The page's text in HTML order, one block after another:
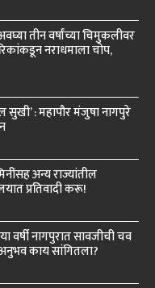
तीन वर्षांच्या चिमुकलीवर
नराधमाला चोप,
सुखी’ : महापौर मंजुषा नागपुरे
अन्य राज्यांतील
प्रतिवादी करू!
वर्षी नागपुरात सावजीची चव
काय सांगितला?